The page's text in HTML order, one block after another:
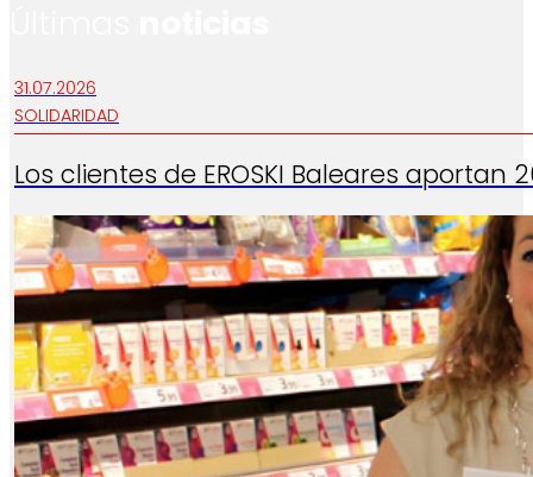
31.07.2026
SOLIDARIDAD
Los clientes de EROSKI Baleares aportan